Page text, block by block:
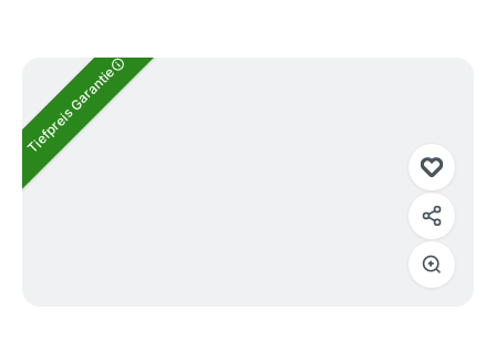
Bildergalerie überspringen
Tiefpreis Garantie